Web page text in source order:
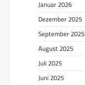
Januar 2026
Dezember 2025
September 2025
August 2025
Juli 2025
Juni 2025